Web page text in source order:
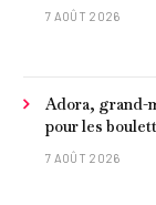
7 AOÛT 2026
Adora, grand-
pour les
curcuma, du
7 AOÛT 2026